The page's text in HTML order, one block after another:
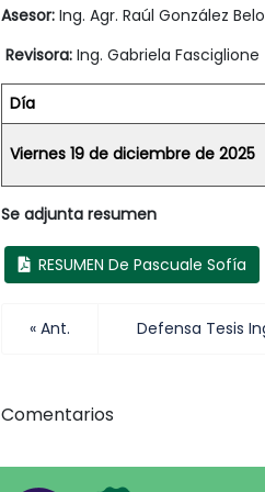
Asesor:Ing. Agr. Raúl González Belo
Revisora: Ing. Gabriela Fasciglione
Día
Viernes 19 de diciembre de 2025
Se adjunta resumen
RESUMEN De Pascuale Sofía
« Ant.
Comentarios